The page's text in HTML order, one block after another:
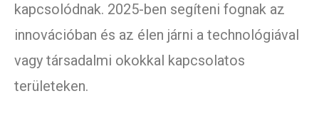
kapcsolódnak. 2025-ben segíteni fognak az
innovációban és az élen járni a technológiával
vagy társadalmi okokkal kapcsolatos
területeken.